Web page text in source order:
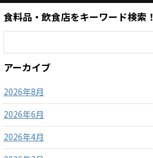
食料品・飲食店をキーワード検索！
アーカイブ
2026年8月
2026年6月
2026年4月